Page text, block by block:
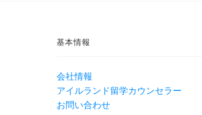
基本情報
会社情報
アイルランド留学カウンセラー
お問い合わせ